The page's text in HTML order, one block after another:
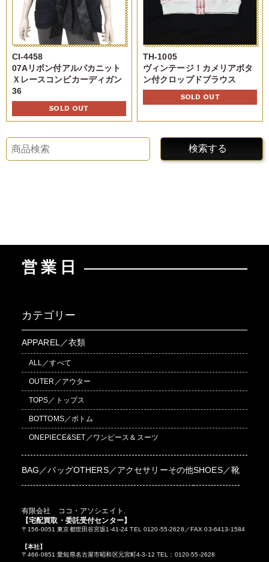
CI-4458
07Aリボン付アルパカニット
Ｘレースコンビカーディガン
36
SOLD OUT
TH-1005
ヴィンテージ！カメリアボタ
ン付クロップドブラウス
SOLD OUT
検索する
営業日
カテゴリー
APPAREL／衣類
ALL／すべて
OUTER／アウター
TOPS／トップス
BOTTOMS／ボトム
ONEPIECE&SET／ワンピース＆スーツ
BAG／バッグOTHERS／アクセサリーその他SHOES／靴
有限会社 ココ・アソシエイト.
【宅配買取・委託受付センター】
〒156-0051 東京都世田谷宮坂1-41-24 TEL 0120-55-2628／FAX 03-6413-1584
【本社】
〒466-0851 愛知県名古屋市昭和区元宮町4-3-12 TEL：0120-55-2628